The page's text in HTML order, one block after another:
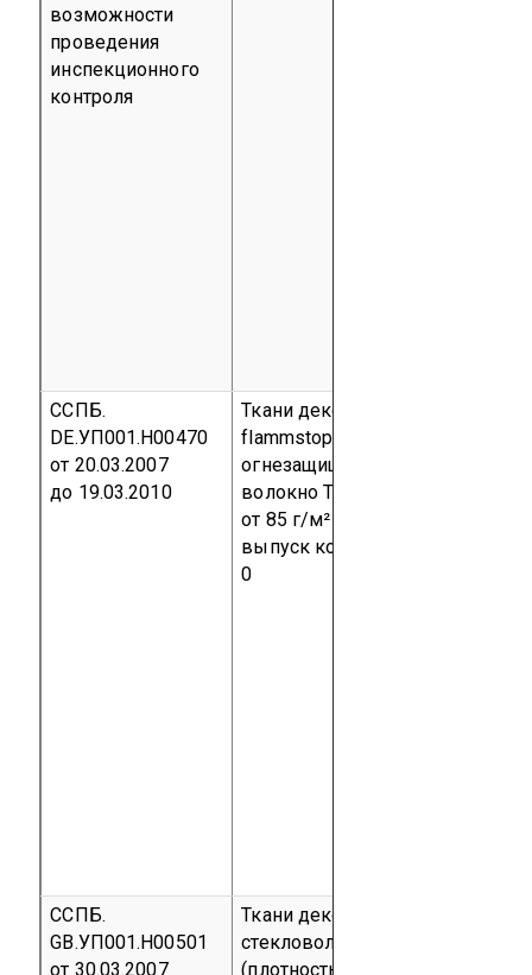
возможности
проведения
инспекционного
контроля
ССПБ.
DE.УП001.Н00470
от 20.03.2007
до 19.03.2010
Ткани декоративные «drapilux
flammstop» (состав 100%
огнезащищенное полиэфирное
волокно Trevira CS; плотность
от 85 г/м² до 572 г/м²)
выпуск код ТН ВЭД 5515 12
0
ССПБ.
GB.УП001.Н00501
от 30.03.2007
Ткани декоративные из
стекловолокна FLAMLINE
(плотность 160 – 435 г/м²)